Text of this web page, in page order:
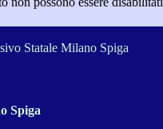
Statale Milano Spiga
Spiga